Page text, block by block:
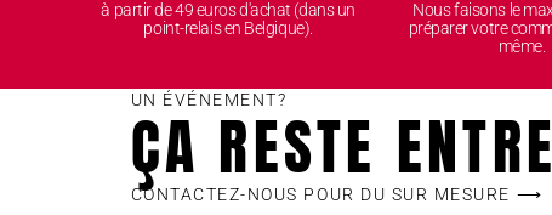
à partir de 49 euros d'achat (dans un
point-relais en Belgique).
Nous faisons le
préparer votre
même.
UN ÉVÉNEMENT?
ÇA RESTE ENTRE
CONTACTEZ-NOUS POUR DU SUR MESURE ⟶